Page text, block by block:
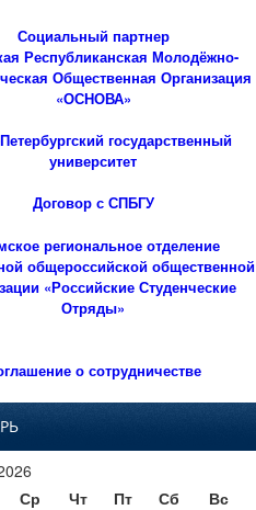
Социальный партнер
Республиканская Молодёжно-
Общественная Организация
«ОСНОВА»
государственный
университет
Договор с СПБГУ
региональное отделение
общероссийской общественной
«Российские Студенческие
Отряды»
о сотрудничестве
Ср Чт Пт Сб Вс